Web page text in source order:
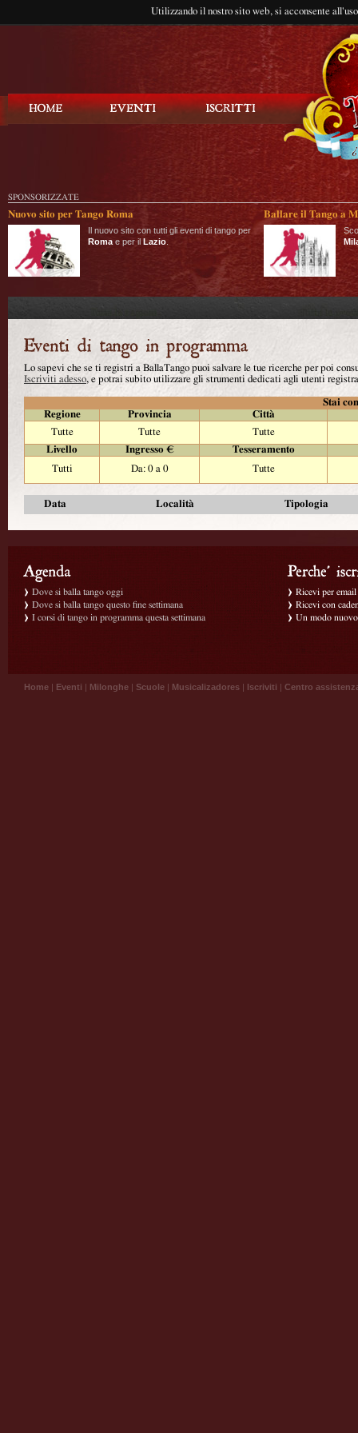
Utilizzando il nostro sito web, si acconsente
SPONSORIZZATE
Nuovo sito per Tango Roma
Il nuovo sito con tutti gli eventi di tango per
Roma e per il Lazio
Ballare il Tango a
Lo sapevi che se ti registri a BallaTango puoi salvare le tue ricerche per poi
Iscriviti adesso, e potrai subito utilizzare gli strumenti dedicati agli utenti
Stai
Regione
Provincia
Città
Tutte
Tutte
Tutte
Livello
Ingresso €
Tesseramento
Tutti
Da: 0 a 0 Tutte
Data Località Tipologia
Dove si balla tango oggi
Dove si balla tango questo fine settimana
I corsi di tango in programma questa settimana
Ricevi per
Ricevi con
Un modo
Home | Eventi | Milonghe | Scuole | Musicalizadores | Iscriviti | Centro